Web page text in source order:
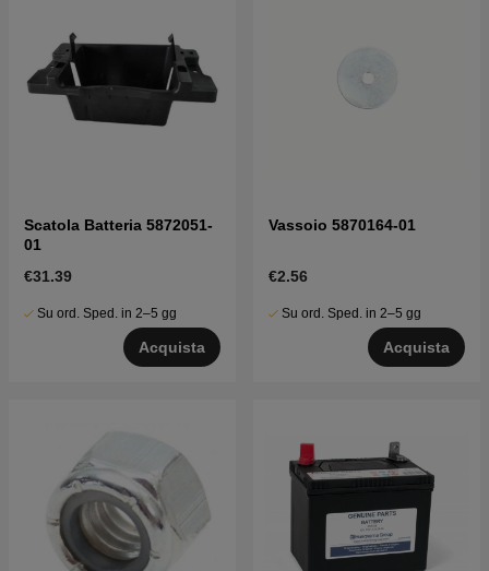
Scatola Batteria 5872051-
01
€31.39
Su ord. Sped. in 2–5 gg
Acquista
Vassoio 5870164-01
€2.56
Su ord. Sped. in 2–5 gg
Acquista